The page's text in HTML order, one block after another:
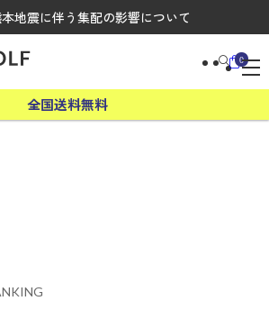
地震に伴う集配の影響について
0
全国送料無料